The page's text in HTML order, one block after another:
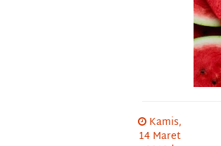
Kamis,
14 Maret